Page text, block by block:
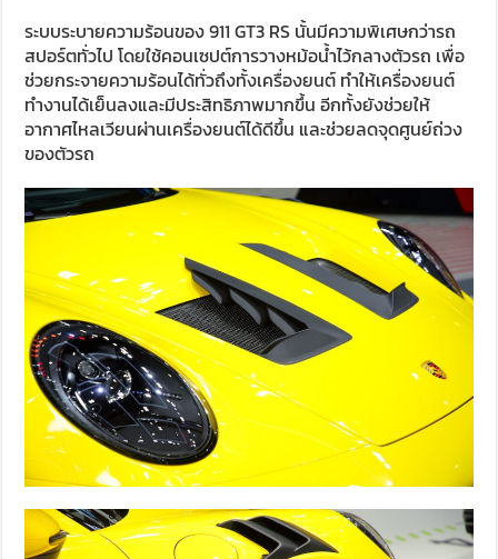
ระบบระบายความร้อนของ 911 GT3 RS นั้นมีความพิเศษกว่ารถ
สปอร์ตทั่วไป โดยใช้คอนเซปต์การวางหม้อน้ำไว้กลางตัวรถ เพื่อ
ช่วยกระจายความร้อนได้ทั่วถึงทั้งเครื่องยนต์ ทำให้เครื่องยนต์
ทำงานได้เย็นลงและมีประสิทธิภาพมากขึ้น อีกทั้งยังช่วยให้
อากาศไหลเวียนผ่านเครื่องยนต์ได้ดีขึ้น และช่วยลดจุดศูนย์ถ่วง
ของตัวรถ